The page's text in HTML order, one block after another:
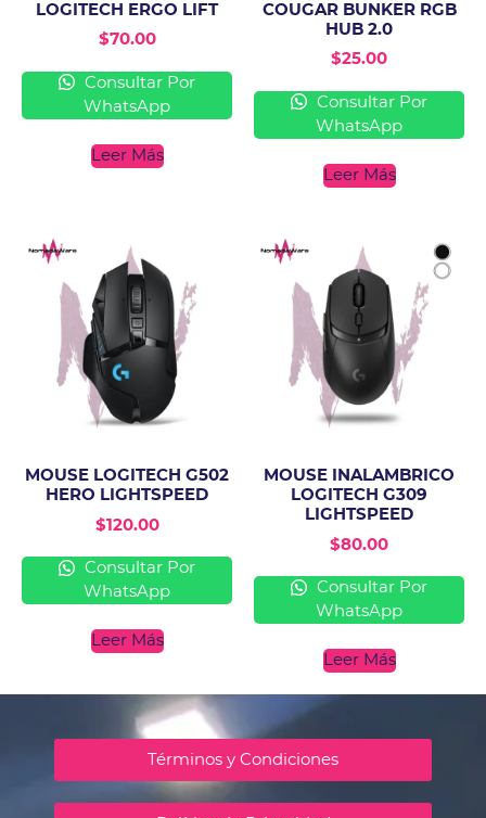
LOGITECH ERGO LIFT
$70.00
Consultar Por
WhatsApp
Leer Más
COUGAR BUNKER RGB
HUB 2.0
$25.00
Consultar Por
WhatsApp
Leer Más
MOUSE LOGITECH G502
HERO LIGHTSPEED
$120.00
Consultar Por
WhatsApp
Leer Más
MOUSE INALAMBRICO
LOGITECH G309
LIGHTSPEED
$80.00
Consultar Por
WhatsApp
Leer Más
Términos y Condiciones